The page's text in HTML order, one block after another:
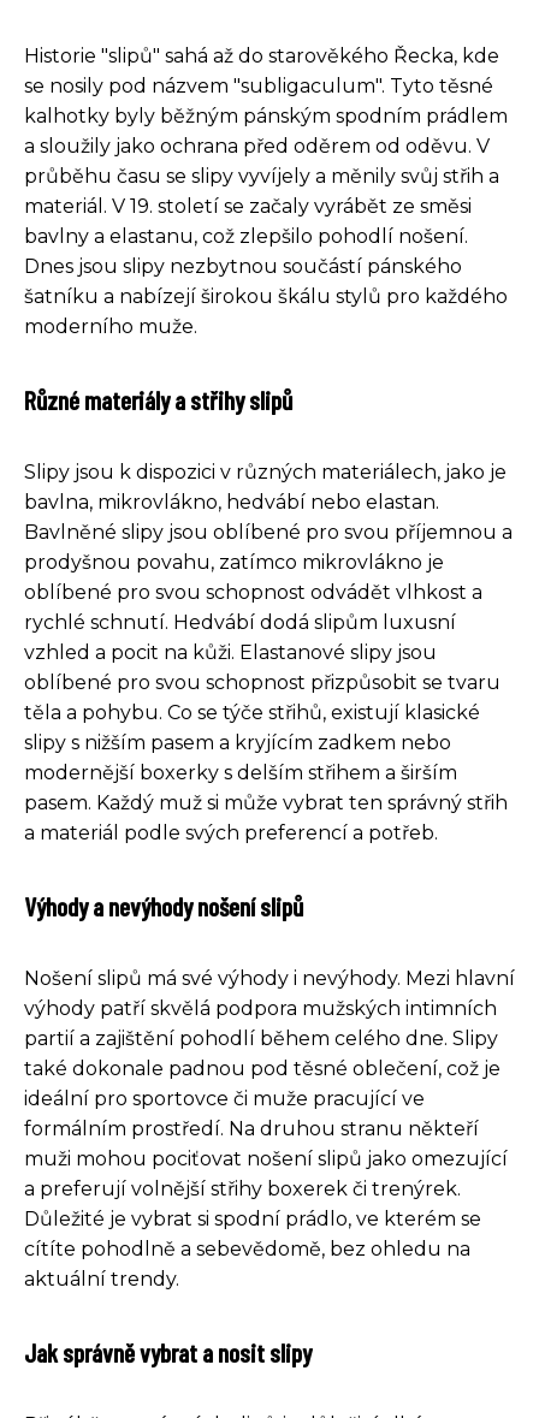
Historie "slipů" sahá až do starověkého Řecka, kde
se nosily pod názvem "subligaculum". Tyto těsné
kalhotky byly běžným pánským spodním prádlem
a sloužily jako ochrana před oděrem od oděvu. V
průběhu času se slipy vyvíjely a měnily svůj střih a
materiál. V 19. století se začaly vyrábět ze směsi
bavlny a elastanu, což zlepšilo pohodlí nošení.
Dnes jsou slipy nezbytnou součástí pánského
šatníku a nabízejí širokou škálu stylů pro každého
moderního muže.
Různé materiály a střihy slipů
Slipy jsou k dispozici v různých materiálech, jako je
bavlna, mikrovlákno, hedvábí nebo elastan.
Bavlněné slipy jsou oblíbené pro svou příjemnou a
prodyšnou povahu, zatímco mikrovlákno je
oblíbené pro svou schopnost odvádět vlhkost a
rychlé schnutí. Hedvábí dodá slipům luxusní
vzhled a pocit na kůži. Elastanové slipy jsou
oblíbené pro svou schopnost přizpůsobit se tvaru
těla a pohybu. Co se týče střihů, existují klasické
slipy s nižším pasem a kryjícím zadkem nebo
modernější boxerky s delším střihem a širším
pasem. Každý muž si může vybrat ten správný střih
a materiál podle svých preferencí a potřeb.
Výhody a nevýhody nošení slipů
Nošení slipů má své výhody i nevýhody. Mezi hlavní
výhody patří skvělá podpora mužských intimních
partií a zajištění pohodlí během celého dne. Slipy
také dokonale padnou pod těsné oblečení, což je
ideální pro sportovce či muže pracující ve
formálním prostředí. Na druhou stranu někteří
muži mohou pociťovat nošení slipů jako omezující
a preferují volnější střihy boxerek či trenýrek.
Důležité je vybrat si spodní prádlo, ve kterém se
cítíte pohodlně a sebevědomě, bez ohledu na
aktuální trendy.
Jak správně vybrat a nosit slipy